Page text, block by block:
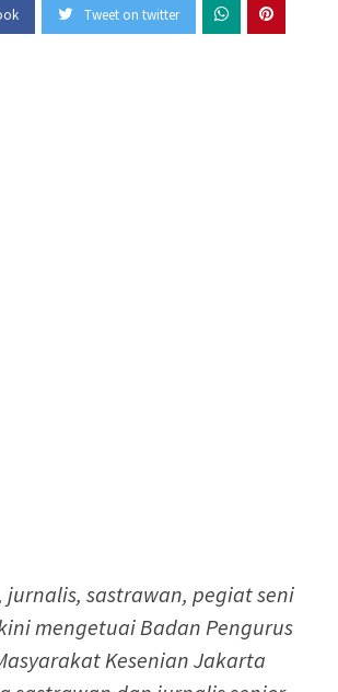
Tweet on twitter
jurnalis, sastrawan, pegiat seni
mengetuai Badan Pengurus
Kesenian Jakarta